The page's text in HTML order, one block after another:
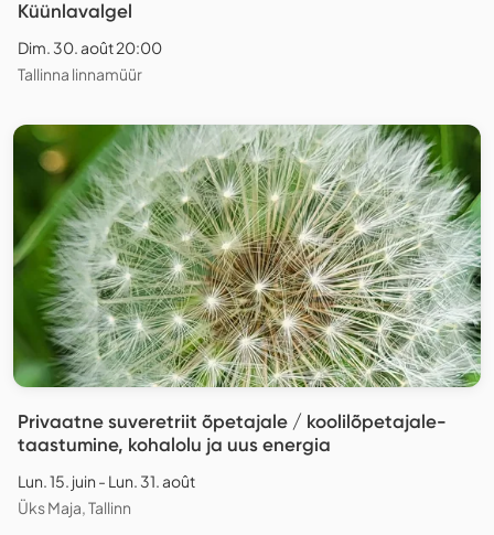
Küünlavalgel
Dim. 30. août 20:00
Tallinna linnamüür
Privaatne suveretriit õpetajale / koolilõpetajale-
taastumine, kohalolu ja uus energia
Lun. 15. juin - Lun. 31. août
Üks Maja, Tallinn